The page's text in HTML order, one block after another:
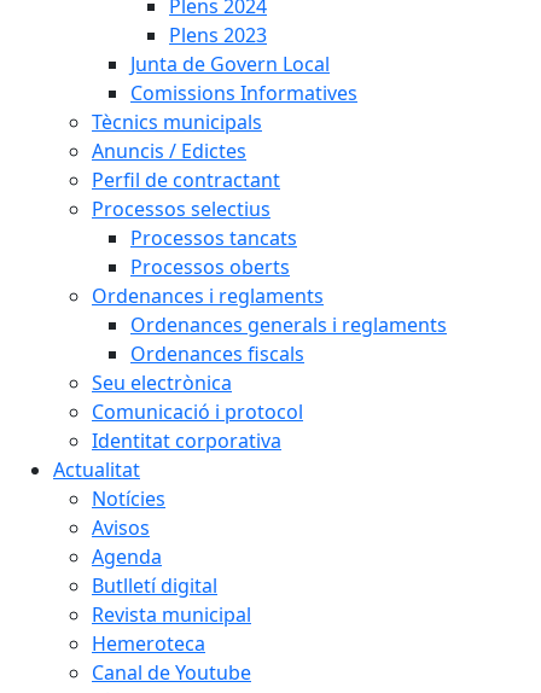
Plens 2024
Plens 2023
Junta de Govern Local
Comissions Informatives
Tècnics municipals
Anuncis / Edictes
Perfil de contractant
Processos selectius
Processos tancats
Processos oberts
Ordenances i reglaments
Ordenances generals i reglaments
Ordenances fiscals
Seu electrònica
Comunicació i protocol
Identitat corporativa
Actualitat
Notícies
Avisos
Agenda
Butlletí digital
Revista municipal
Hemeroteca
Canal de Youtube